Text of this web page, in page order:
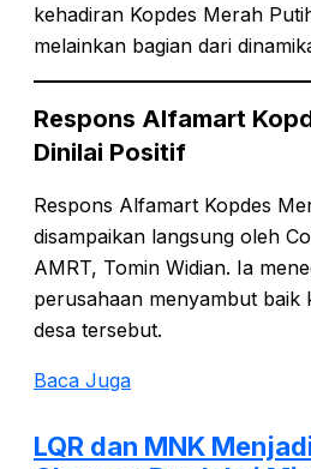
kehadiran Kopdes Merah
melainkan bagian dari
Respons Alfamart
Dinilai Positif
Respons Alfamart Kopdes
disampaikan langsung oleh
AMRT, Tomin Widian. Ia
perusahaan menyambut baik
desa tersebut.
Baca Juga
LQR dan MNK